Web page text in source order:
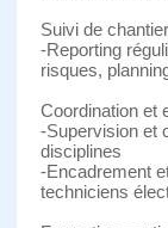
Suivi de
-Reporting
risques,
Coordination et
-Supervision et
disciplines
-Encadrement
techniciens